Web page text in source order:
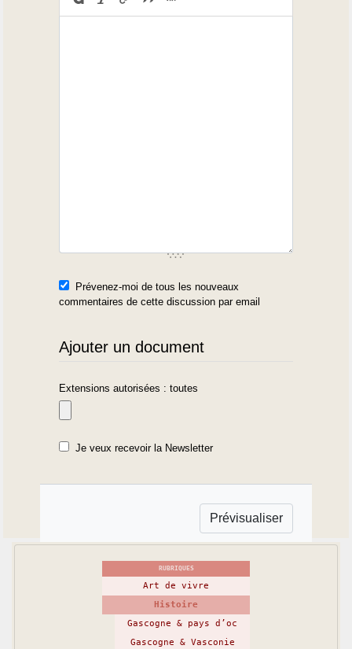
Prévenez-moi de tous les nouveaux
commentaires de cette discussion par email
Ajouter un document
Extensions autorisées : toutes
Je veux recevoir la Newsletter
RUBRIQUES
Art de vivre
Histoire
Gascogne & pays d’oc
Gascogne & Vasconie